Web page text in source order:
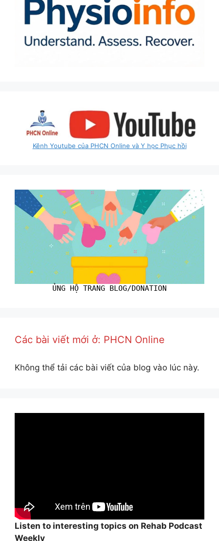
Kênh Youtube của PHCN Online và Y học Phục hồi
ỦNG HỘ TRANG BLOG/DONATION
Các bài viết mới ở: PHCN Online
Không thể tải các bài viết của blog vào lúc này.
Listen to interesting topics on Rehab Podcast
Weekly